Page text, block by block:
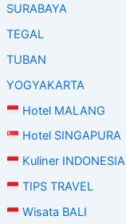
SURABAYA
TEGAL
TUBAN
YOGYAKARTA
Hotel MALANG
Hotel SINGAPURA
Kuliner INDONESIA
TIPS TRAVEL
Wisata BALI